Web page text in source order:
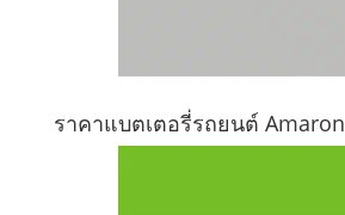
ราคาแบตเตอรี่รถยนต์ Amaron